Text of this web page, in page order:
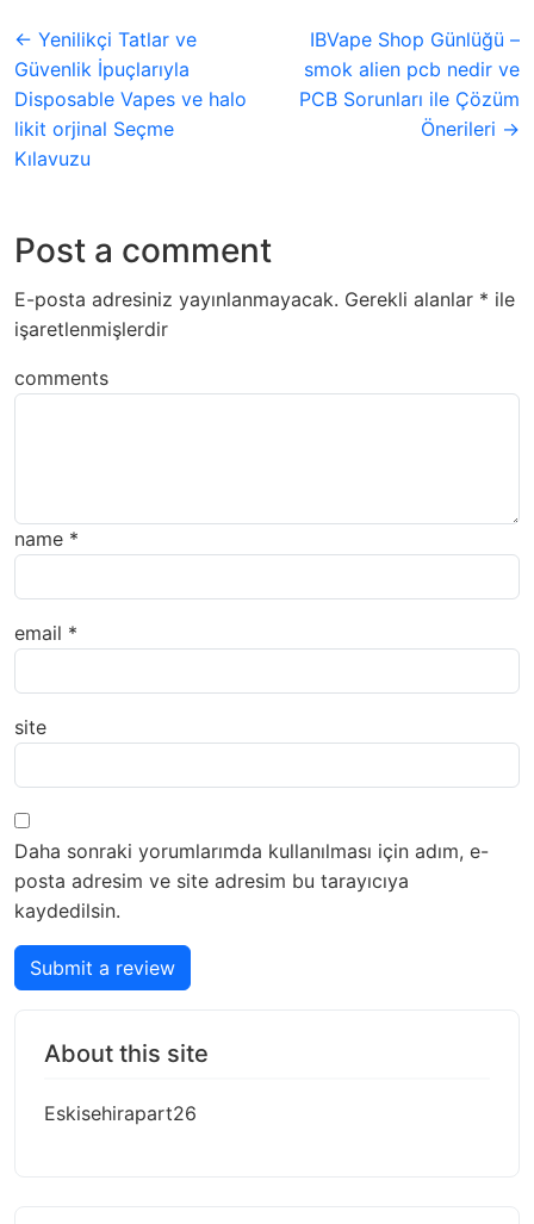
← Yenilikçi Tatlar ve
Güvenlik İpuçlarıyla
Disposable Vapes ve halo
likit orjinal Seçme
Kılavuzu
IBVape Shop Günlüğü –
smok alien pcb nedir ve
PCB Sorunları ile Çözüm
Önerileri →
Post a comment
E-posta adresiniz yayınlanmayacak. Gerekli alanlar * ile
işaretlenmişlerdir
comments
name *
email *
site
Daha sonraki yorumlarımda kullanılması için adım, e-
posta adresim ve site adresim bu tarayıcıya
kaydedilsin.
Submit a review
About this site
Eskisehirapart26